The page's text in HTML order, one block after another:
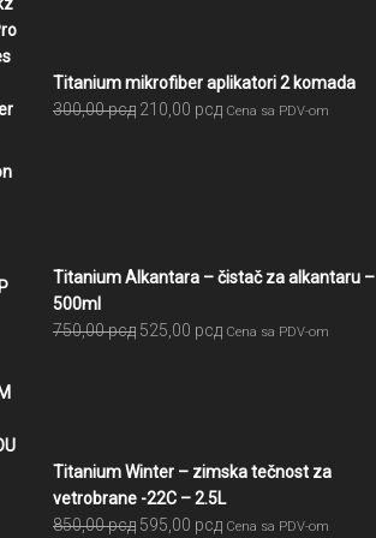
Titanium mikrofiber aplikatori 2 komada
300,00рсд Originalna
210,00 рсдTrenutna
Cena sa PDV-om
Titanium Alkantara – čistač za alkantaru –
500ml
750,00рсд Originalna
525,00 рсдTrenutna
Cena sa PDV-om
Titanium Winter – zimska tečnost za
vetrobrane -22C – 2.5L
850,00рсд Originalna
595,00 рсдTrenutna
Cena sa PDV-om